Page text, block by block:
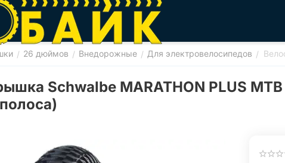
/ 26 дюймов / Внедорожные / Для электровелосипедов /
Schwalbe MARATHON PLUS